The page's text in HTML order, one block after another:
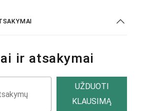
ir atsakymai
UŽDUOTI
KLAUSIMĄ